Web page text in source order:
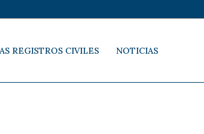
REGISTROS CIVILES NOTICIAS